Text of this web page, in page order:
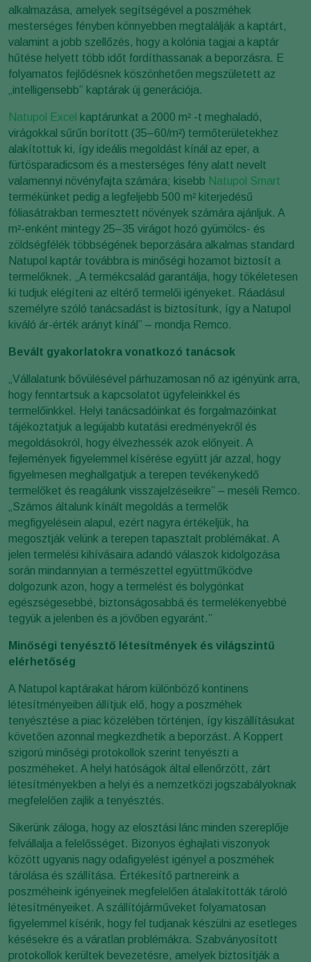
alkalmazása, amelyek segítségével a poszméhek
mesterséges fényben könnyebben megtalálják a kaptárt,
valamint a jobb szellőzés, hogy a kolónia tagjai a kaptár
hűtése helyett több időt fordíthassanak a beporzásra. E
folyamatos fejlődésnek köszönhetően megszületett az
„intelligensebb” kaptárak új generációja.
Natupol Excel kaptárunkat a 2000 m² -t meghaladó,
virágokkal sűrűn borított (35–60/m²) termőterületekhez
alakítottuk ki, így ideális megoldást kínál az eper, a
fürtösparadicsom és a mesterséges fény alatt nevelt
valamennyi növényfajta számára; kisebb Natupol Smart
termékünket pedig a legfeljebb 500 m² kiterjedésű
fóliasátrakban termesztett növények számára ajánljuk. A
m²-enként mintegy 25–35 virágot hozó gyümölcs- és
zöldségfélék többségének beporzására alkalmas standard
Natupol kaptár továbbra is minőségi hozamot biztosít a
termelőknek. „A termékcsalád garantálja, hogy tökéletesen
ki tudjuk elégíteni az eltérő termelői igényeket. Ráadásul
személyre szóló tanácsadást is biztosítunk, így a Natupol
kiváló ár-érték arányt kínál” – mondja Remco.
Bevált gyakorlatokra vonatkozó tanácsok
„Vállalatunk bővülésével párhuzamosan nő az igényünk arra,
hogy fenntartsuk a kapcsolatot ügyfeleinkkel és
termelőinkkel. Helyi tanácsadóinkat és forgalmazóinkat
tájékoztatjuk a legújabb kutatási eredményekről és
megoldásokról, hogy élvezhessék azok előnyeit. A
fejlemények figyelemmel kísérése együtt jár azzal, hogy
figyelmesen meghallgatjuk a terepen tevékenykedő
termelőket és reagálunk visszajelzéseikre” – meséli Remco.
„Számos általunk kínált megoldás a termelők
megfigyelésein alapul, ezért nagyra értékeljük, ha
megosztják velünk a terepen tapasztalt problémákat. A
jelen termelési kihívásaira adandó válaszok kidolgozása
során mindannyian a természettel együttműködve
dolgozunk azon, hogy a termelést és bolygónkat
egészségesebbé, biztonságosabbá és termelékenyebbé
tegyük a jelenben és a jövőben egyaránt.”
Minőségi tenyésztő létesítmények és világszintű
elérhetőség
A Natupol kaptárakat három különböző kontinens
létesítményeiben állítjuk elő, hogy a poszméhek
tenyésztése a piac közelében történjen, így kiszállításukat
követően azonnal megkezdhetik a beporzást. A Koppert
szigorú minőségi protokollok szerint tenyészti a
poszméheket. A helyi hatóságok által ellenőrzött, zárt
létesítményekben a helyi és a nemzetközi jogszabályoknak
megfelelően zajlik a tenyésztés.
Sikerünk záloga, hogy az elosztási lánc minden szereplője
felvállalja a felelősséget. Bizonyos éghajlati viszonyok
között ugyanis nagy odafigyelést igényel a poszméhek
tárolása és szállítása. Értékesítő partnereink a
poszméheink igényeinek megfelelően átalakították tároló
létesítményeiket. A szállítójárműveket folyamatosan
figyelemmel kísérik, hogy fel tudjanak készülni az esetleges
késésekre és a váratlan problémákra. Szabványosított
protokollok kerültek bevezetésre, amelyek biztosítják a